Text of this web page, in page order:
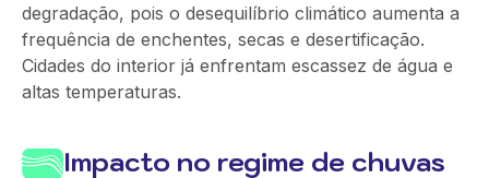
degradação, pois o desequilíbrio climático aumenta a
frequência de enchentes, secas e desertificação.
Cidades do interior já enfrentam escassez de água e
altas temperaturas.
Impacto no regime de chuvas